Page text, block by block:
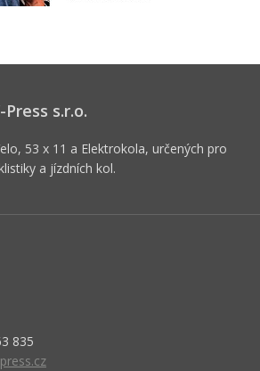
s.r.o.
53 x 11 a Elektrokola, určených pro
a jízdních kol.
835